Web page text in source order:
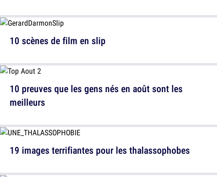
10 scènes de film en slip
19 images terrifiantes pour les thalassophobes
10 preuves que les gens nés en août sont les
meilleurs